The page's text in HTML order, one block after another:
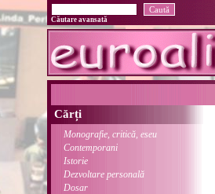
Căutare avansată
Cărți
Monografie, critică, eseu
Contemporani
Istorie
Dezvoltare personală
Dosar